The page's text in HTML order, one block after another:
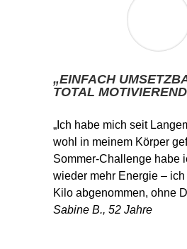
„EINFACH
TOTAL
„Ich habe mich seit
wohl in meinem Körper
Sommer-Challenge habe
wieder mehr Energie –
Kilo abgenommen, ohne
Sabine B., 52 Jahre